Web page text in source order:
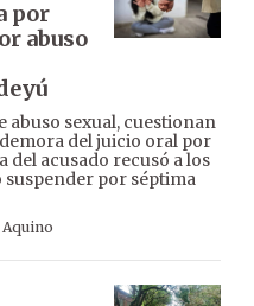
por
abuso
abuso sexual, cuestionan
del juicio oral por
del acusado recusó a los
por séptima